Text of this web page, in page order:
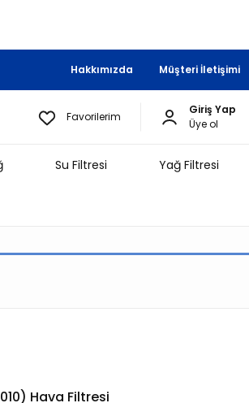
Hakkımızda Müşteri İletişimi
Favorilerim
Giriş Yap
Üye ol
Su Filtresi Yağ Filtresi
Hava Filtresi